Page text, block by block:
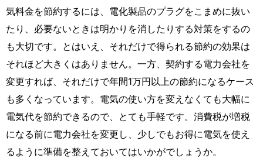
気料金を節約するには、電化製品のプラグをこまめに抜い
たり、必要ないときは明かりを消したりする対策をするの
も大切です。とはいえ、それだけで得られる節約の効果は
それほど大きくはありません。一方、契約する電力会社を
変更すれば、それだけで年間1万円以上の節約になるケース
も多くなっています。電気の使い方を変えなくても大幅に
電気代を節約できるので、とても手軽です。消費税が増税
になる前に電力会社を変更し、少しでもお得に電気を使え
るように準備を整えておいてはいかがでしょうか。